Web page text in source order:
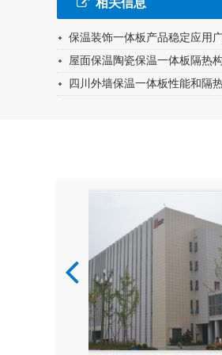
相关信息
保温装饰一体板产品稳定应用
屋面保温陶瓷保温一体板隔热
四川外墙保温一体板性能和隔